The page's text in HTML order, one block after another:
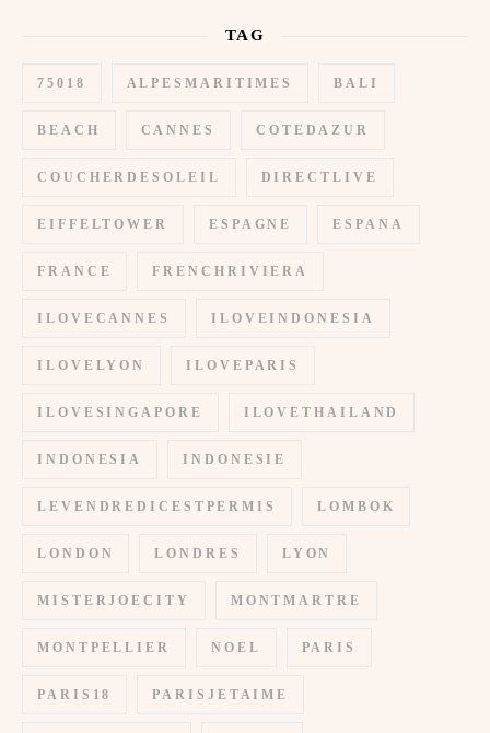
TAG
75018 ALPESMARITIMES BALI
BEACH CANNES COTEDAZUR
COUCHERDESOLEIL DIRECTLIVE
EIFFELTOWER ESPAGNE ESPANA
FRANCE FRENCHRIVIERA
ILOVECANNES ILOVEINDONESIA
ILOVELYON ILOVEPARIS
ILOVESINGAPORE ILOVETHAILAND
INDONESIA INDONESIE
LEVENDREDICESTPERMIS LOMBOK
LONDON LONDRES LYON
MISTERJOECITY MONTMARTRE
MONTPELLIER NOEL PARIS
PARIS18 PARISJETAIME